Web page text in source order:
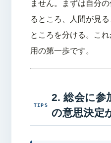
ません。まずは自分
るところ、人間が見
ところを分ける。こ
用の第一歩です。
2. 総会に参
の意思決定